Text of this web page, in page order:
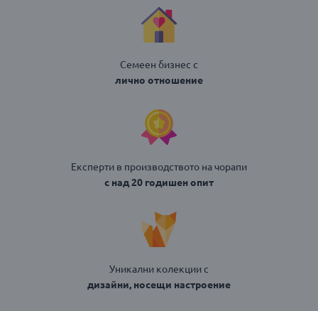
Семеен бизнес с
лично отношение
Експерти в производството на чорапи
с над 20 годишен опит
Уникални колекции с
дизайни, носещи настроение